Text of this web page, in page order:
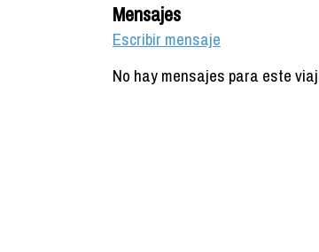
Mensajes
Escribir mensaje
No hay mensajes para este